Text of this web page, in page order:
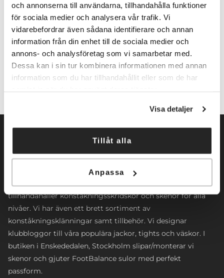
och annonserna till användarna, tillhandahålla funktioner
för sociala medier och analysera vår trafik. Vi
vidarebefordrar även sådana identifierare och annan
information från din enhet till de sociala medier och
annons- och analysföretag som vi samarbetar med.
Dessa kan i sin tur kombinera informationen med annan
information som du har tillhandahållit eller som de har
Visa detaljer
Tillåt alla
Anpassa
Lägg till i varukorg
Norrköpings Skateshop startade sin verksamhet 2009. Vi
inriktar oss främst mot konståkning. Företaget
tillhandahåller konståkningsskridskor och skenor för alla
nivåer. Vi har även ett brett sortiment av
konståkningsklänningar samt tillbehör. Vi designar
klubbloggor till våra populära jackor, tights och väskor. I
butiken i Enskededalen, Stockholm slipar/monterar vi
skenor och gjuter FootBalance sulor med perfekt
passform.